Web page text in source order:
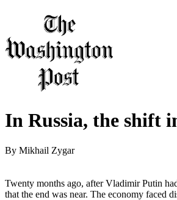
In Russia, the shift
By Mikhail Zygar
Twenty months ago, after Vladimir Putin
that the end was near. The economy faced